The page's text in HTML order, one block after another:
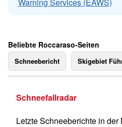
Beliebte Roccaraso-Seiten
Schneebericht Skigebiet
Schneefallradar
Letzte Schneeberichte in